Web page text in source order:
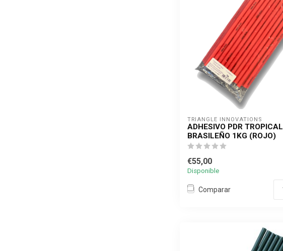
TRIANGLE INNOVATIONS
ADHESIVO PDR TROPICAL
BRASILEÑO 1KG (ROJO)
€55,00
Disponible
Comparar